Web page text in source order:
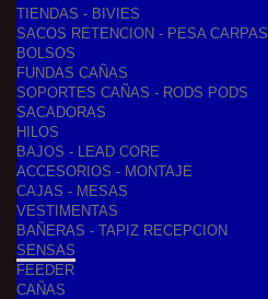
TIENDAS - BIVIES
SACOS RETENCION - PESA CARPAS
BOLSOS
FUNDAS CAÑAS
SOPORTES CAÑAS - RODS PODS
SACADORAS
HILOS
BAJOS - LEAD CORE
ACCESORIOS - MONTAJE
CAJAS - MESAS
VESTIMENTAS
BAÑERAS - TAPIZ RECEPCION
SENSAS
FEEDER
CAÑAS